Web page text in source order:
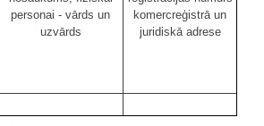
personai - vārds un
uzvārds
komercreģistrā un
juridiskā adrese